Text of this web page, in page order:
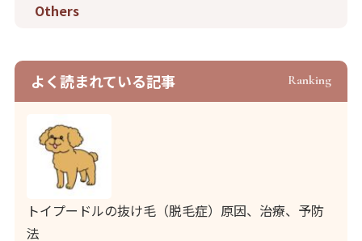
Others
よく読まれている記事 Ranking
トイプードルの抜け毛（脱毛症）原因、治療、予防
法